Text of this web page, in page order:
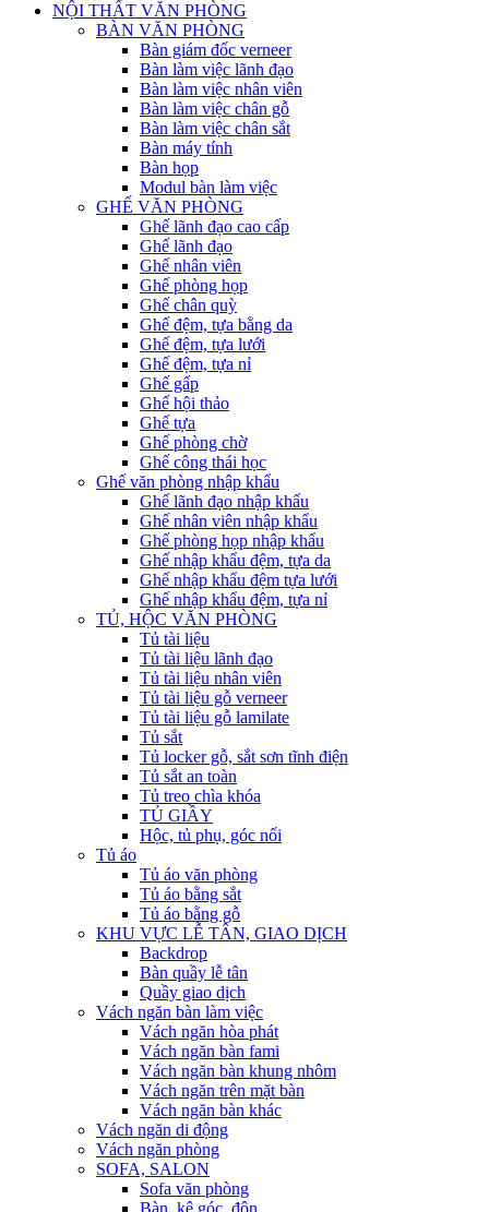
NỘI THẤT VĂN PHÒNG
BÀN VĂN PHÒNG
Bàn giám đốc verneer
Bàn làm việc lãnh đạo
Bàn làm việc nhân viên
Bàn làm việc chân gỗ
Bàn làm việc chân sắt
Bàn máy tính
Bàn họp
Modul bàn làm việc
GHẾ VĂN PHÒNG
Ghế lãnh đạo cao cấp
Ghế lãnh đạo
Ghế nhân viên
Ghế phòng họp
Ghế chân quỳ
Ghế đệm, tựa bằng da
Ghế đệm, tựa lưới
Ghế đệm, tựa nỉ
Ghế gấp
Ghế hội thảo
Ghế tựa
Ghế phòng chờ
Ghế công thái học
Ghế văn phòng nhập khẩu
Ghế lãnh đạo nhập khẩu
Ghế nhân viên nhập khẩu
Ghế phòng họp nhập khẩu
Ghế nhập khẩu đệm, tựa da
Ghế nhập khẩu đệm tựa lưới
Ghế nhập khẩu đệm, tựa nỉ
TỦ, HỘC VĂN PHÒNG
Tủ tài liệu
Tủ tài liệu lãnh đạo
Tủ tài liệu nhân viên
Tủ tài liệu gỗ verneer
Tủ tài liệu gỗ lamilate
Tủ sắt
Tủ locker gỗ, sắt sơn tĩnh điện
Tủ sắt an toàn
Tủ treo chìa khóa
TỦ GIẦY
Hộc, tủ phụ, góc nối
Tủ áo
Tủ áo văn phòng
Tủ áo bằng sắt
Tủ áo bằng gỗ
KHU VỰC LỄ TÂN, GIAO DỊCH
Backdrop
Bàn quầy lễ tân
Quầy giao dịch
Vách ngăn bàn làm việc
Vách ngăn hòa phát
Vách ngăn bàn fami
Vách ngăn bàn khung nhôm
Vách ngăn trên mặt bàn
Vách ngăn bàn khác
Vách ngăn di động
Vách ngăn phòng
SOFA, SALON
Sofa văn phòng
Bàn, kệ góc, đôn